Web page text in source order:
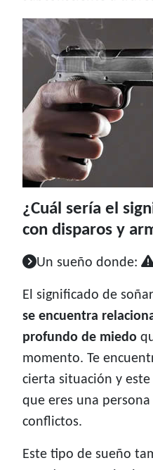
¿Cuál sería el
con disparos y
Un sueño donde:
El significado de
se encuentra
profundo de miedo
momento. Te
cierta situación y
que eres una
conflictos.
Este tipo de sueño